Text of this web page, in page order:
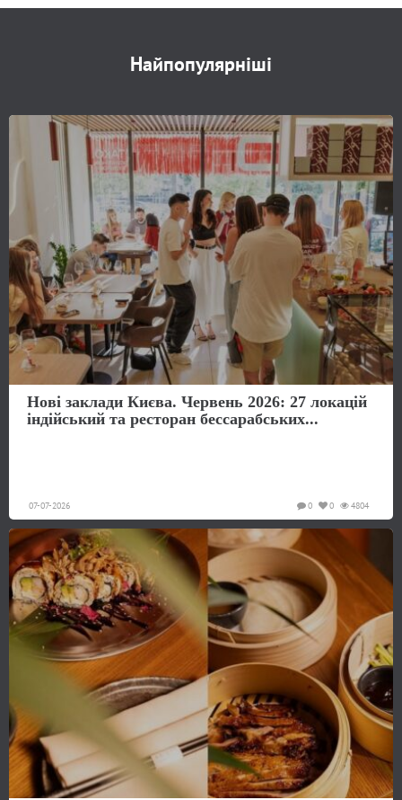
Найпопулярніші
Нові заклади Києва. Червень 2026: 27 локацій
індійський та ресторан бессарабських...
07-07-2026 4804
0
0